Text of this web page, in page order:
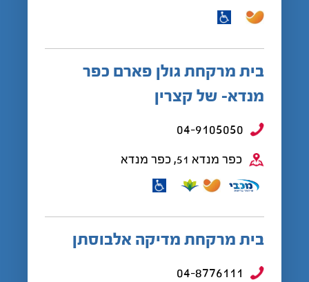
בית מרקחת גולן פארם כפר
מנדא- של קצרין
04-9105050
כפר מנדא 51, כפר מנדא
בית מרקחת מדיקה אלבוסתן
04-8776111